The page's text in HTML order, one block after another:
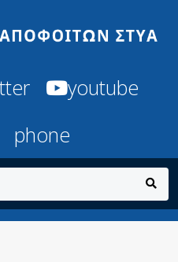
youtube
phone